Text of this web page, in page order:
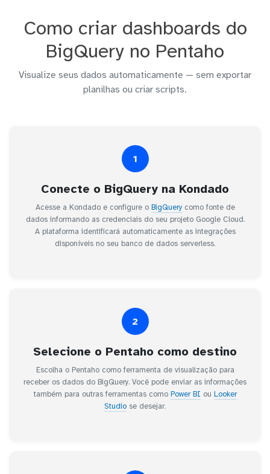
Como criar dashboards do
BigQuery no Pentaho
Visualize seus dados automaticamente — sem exportar
planilhas ou criar scripts.
1
Conecte o BigQuery na Kondado
Acesse a Kondado e configure o BigQuerycomo fonte de
dados informando as credenciais do seu projeto Google Cloud.
A plataforma identificará automaticamente as integrações
disponíveis no seu banco de dados serverless.
2
Selecione o Pentaho como destino
Escolha o Pentaho como ferramenta de visualização para
receber os dados do BigQuery. Você pode enviar as informações
também para outras ferramentas como Power BI ou Looker
Studio se desejar.